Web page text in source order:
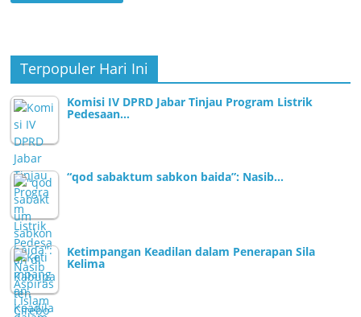
Terpopuler Hari Ini
Komisi IV DPRD Jabar Tinjau Program Listrik
Pedesaan…
“qod sabaktum sabkon baida”: Nasib…
Ketimpangan Keadilan dalam Penerapan Sila
Kelima